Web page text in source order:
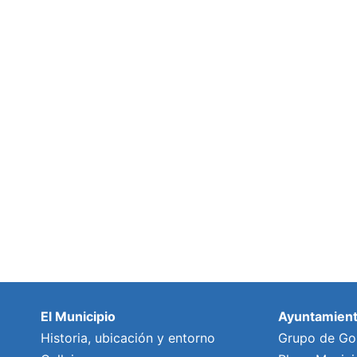
El Municipio
Historia, ubicación y entorno
Grupo de